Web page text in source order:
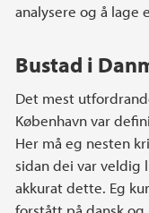
analysere og å lage
Bustad i
Det mest
København var
Her må eg nesten
sidan dei var
akkurat dette. Eg